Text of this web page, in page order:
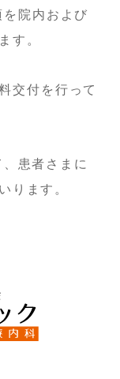
院内および
す。
交付を行って
患者さまに
ります。